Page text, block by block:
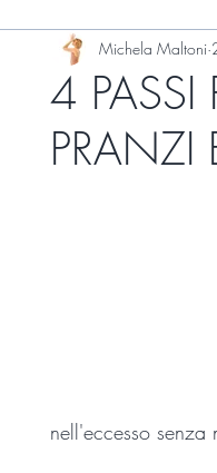
4 PASSI
PRANZI
Michela Maltoni
nell'eccesso senza